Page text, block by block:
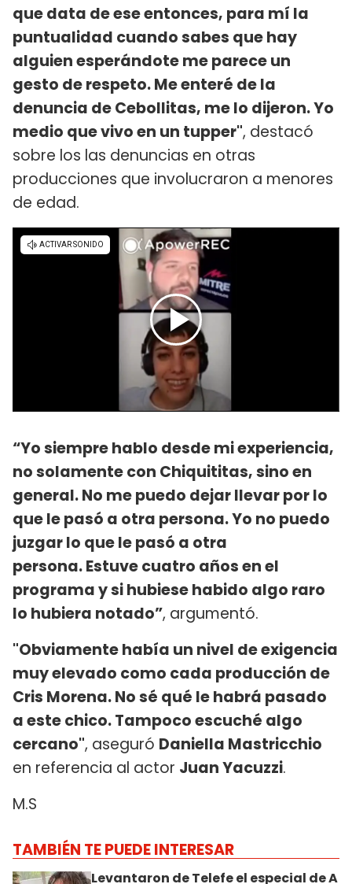
que data de ese entonces, para mí la
puntualidad cuando sabes que hay
alguien esperándote me parece un
gesto de respeto. Me enteré de la
denuncia de Cebollitas, me lo dijeron. Yo
medio que vivo en un tupper", destacó
sobre los las denuncias en otras
producciones que involucraron a menores
de edad.
“Yo siempre hablo desde mi experiencia,
no solamente con Chiquititas, sino en
general. No me puedo dejar llevar por lo
que le pasó a otra persona. Yo no puedo
juzgar lo que le pasó a otra
persona. Estuve cuatro años en el
programa y si hubiese habido algo raro
lo hubiera notado”, argumentó.
"Obviamente había un nivel de exigencia
muy elevado como cada producción de
Cris Morena. No sé qué le habrá pasado
a este chico. Tampoco escuché algo
cercano", aseguró Daniella Mastricchio
en referencia al actor Juan Yacuzzi.
M.S
TAMBIÉN TE PUEDE INTERESAR
Levantaron de Telefe el especial de A